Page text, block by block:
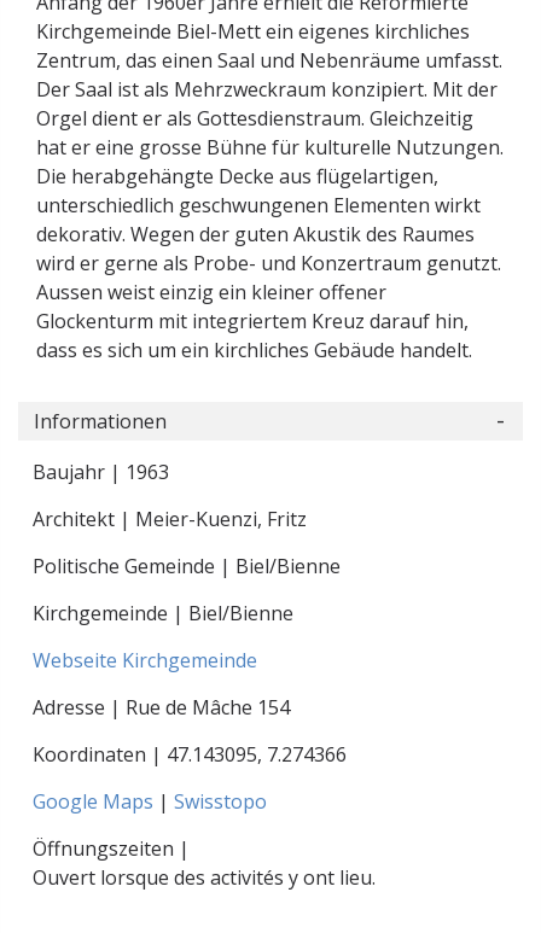
Kirchgemeinde Biel-Mett ein eigenes kirchliches
Zentrum, das einen Saal und Nebenräume umfasst.
Der Saal ist als Mehrzweckraum konzipiert. Mit der
Orgel dient er als Gottesdienstraum. Gleichzeitig
hat er eine grosse Bühne für kulturelle Nutzungen.
Die herabgehängte Decke aus flügelartigen,
unterschiedlich geschwungenen Elementen wirkt
dekorativ. Wegen der guten Akustik des Raumes
wird er gerne als Probe- und Konzertraum genutzt.
Aussen weist einzig ein kleiner offener
Glockenturm mit integriertem Kreuz darauf hin,
dass es sich um ein kirchliches Gebäude handelt.
Informationen
Baujahr | 1963
Architekt | Meier-Kuenzi, Fritz
Politische Gemeinde | Biel/Bienne
Kirchgemeinde | Biel/Bienne
Webseite Kirchgemeinde
Adresse | Rue de Mâche 154
Koordinaten | 47.143095, 7.274366
Google Maps | Swisstopo
Öffnungszeiten |
Ouvert lorsque des activités y ont lieu.